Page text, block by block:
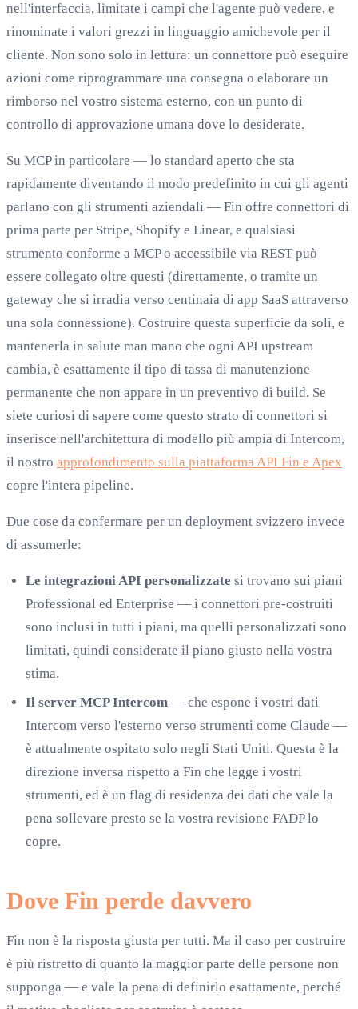
nell'interfaccia, limitate i campi che l'agente può vedere, e
rinominate i valori grezzi in linguaggio amichevole per il
cliente. Non sono solo in lettura: un connettore può eseguire
azioni come riprogrammare una consegna o elaborare un
rimborso nel vostro sistema esterno, con un punto di
controllo di approvazione umana dove lo desiderate.
Su MCP in particolare — lo standard aperto che sta
rapidamente diventando il modo predefinito in cui gli agenti
parlano con gli strumenti aziendali — Fin offre connettori di
prima parte per Stripe, Shopify e Linear, e qualsiasi
strumento conforme a MCP o accessibile via REST può
essere collegato oltre questi (direttamente, o tramite un
gateway che si irradia verso centinaia di app SaaS attraverso
una sola connessione). Costruire questa superficie da soli, e
mantenerla in salute man mano che ogni API upstream
cambia, è esattamente il tipo di tassa di manutenzione
permanente che non appare in un preventivo di build. Se
siete curiosi di sapere come questo strato di connettori si
inserisce nell'architettura di modello più ampia di Intercom,
il nostro approfondimento sulla piattaforma API Fin e Apex
copre l'intera pipeline.
Due cose da confermare per un deployment svizzero invece
di assumerle:
Le integrazioni API personalizzate si trovano sui piani
Professional ed Enterprise — i connettori pre-costruiti
sono inclusi in tutti i piani, ma quelli personalizzati sono
limitati, quindi considerate il piano giusto nella vostra
stima.
Il server MCP Intercom — che espone i vostri dati
Intercom verso l'esterno verso strumenti come Claude —
è attualmente ospitato solo negli Stati Uniti. Questa è la
direzione inversa rispetto a Fin che legge i vostri
strumenti, ed è un flag di residenza dei dati che vale la
pena sollevare presto se la vostra revisione FADP lo
copre.
Dove Fin perde davvero
Fin non è la risposta giusta per tutti. Ma il caso per costruire
è più ristretto di quanto la maggior parte delle persone non
supponga — e vale la pena di definirlo esattamente, perché